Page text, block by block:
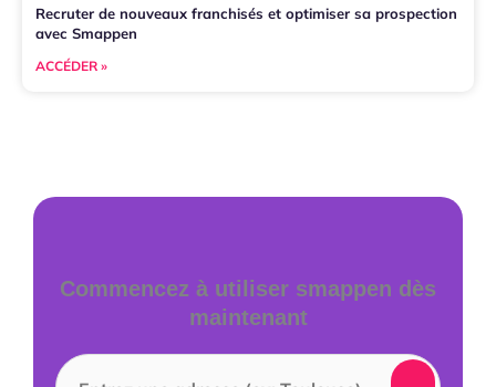
Recruter de nouveaux franchisés et optimiser sa prospection
avec Smappen
ACCÉDER »
Commencez à utiliser smappen dès
maintenant